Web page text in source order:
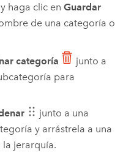
haga clic enGuardar
de una categoría o
categoría
junto a
para
junto a una
y arrástrela a una
la jerarquía.